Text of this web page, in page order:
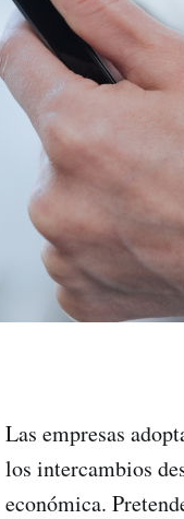
Las empresas
los intercambios
económica.